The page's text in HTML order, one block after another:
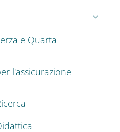
e Quarta
l'assicurazione